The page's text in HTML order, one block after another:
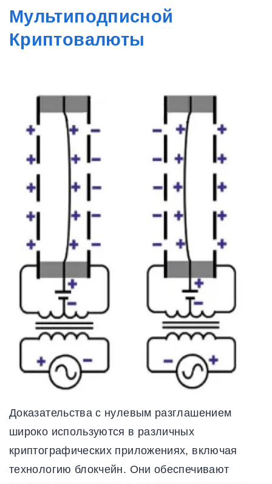
Мультиподписной
Криптовалюты
Доказательства с нулевым разглашением
широко используются в различных
криптографических приложениях, включая
технологию блокчейн. Они обеспечивают